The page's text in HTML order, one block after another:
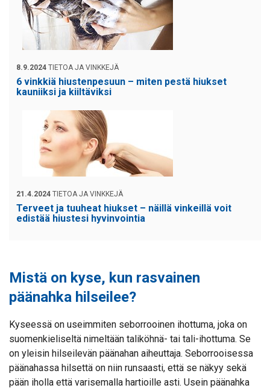
8.9.2024 TIETOA JA VINKKEJÄ
6 vinkkiä hiustenpesuun – miten pestä hiukset
kauniiksi ja kiiltäviksi
21.4.2024 TIETOA JA VINKKEJÄ
Terveet ja tuuheat hiukset – näillä vinkeillä voit
edistää hiustesi hyvinvointia
Mistä on kyse, kun rasvainen
päänahka hilseilee?
Kyseessä on useimmiten seborrooinen ihottuma, joka on
suomenkieliseltä nimeltään taliköhnä- tai tali-ihottuma. Se
on yleisin hilseilevän päänahan aiheuttaja. Seborrooisessa
päänahassa hilsettä on niin runsaasti, että se näkyy sekä
pään iholla että varisemalla hartioille asti. Usein päänahka